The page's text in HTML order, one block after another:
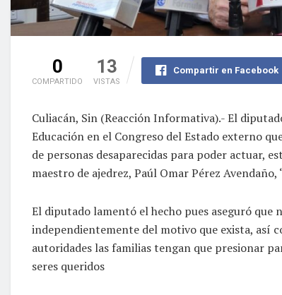
0
COMPARTIDO
13
VISTAS
Compartir en Facebook
Culiacán, Sin (Reacción Informativa).- El
Educación en el Congreso del Estado externo
de personas desaparecidas para poder actuar,
maestro de ajedrez, Paúl Omar Pérez
El diputado lamentó el hecho pues aseguró que
independientemente del motivo que exista, así
autoridades las familias tengan que presionar
seres queridos